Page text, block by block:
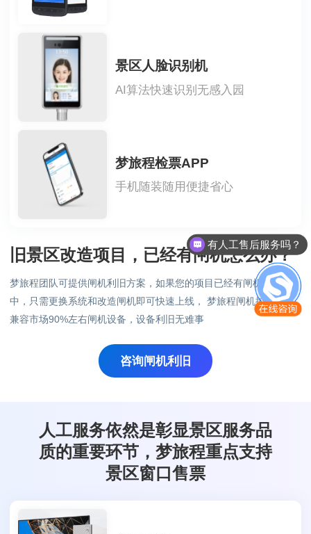
景区人脸识别机
AI算法快速识别无感入园
梦旅程检票APP
手机随装随用便捷省心
旧景区改造项目，已经有闸机怎么办？
梦旅程团队可提供闸机利旧方案，如果您的项目已经有闸机使用
中，只需更换系统和改造闸机即可快速上线， 梦旅程闸机控制系统
兼容市场90%左右闸机设备，设备利旧无难事
咨询闸机利旧
人工服务依然是彰显景区服务品
质的重要环节，梦旅程重点支持
景区窗口售票
有人工售后服务吗？